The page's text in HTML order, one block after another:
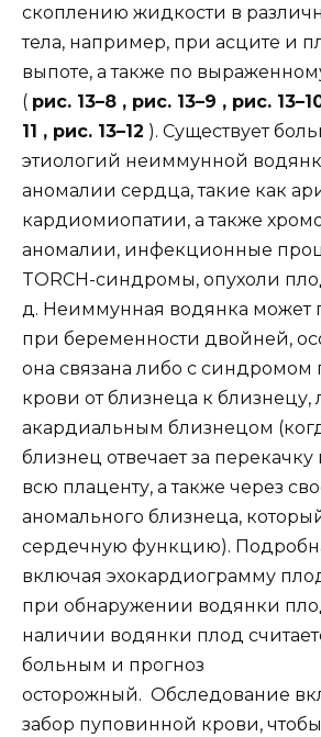
скоплению жидкости в
тела, например, при асците и
выпоте, а также по
( рис. 13–8 , рис. 13–9 , рис.
11 , рис. 13–12 ). Существует
этиологий неиммунной
аномалии сердца, такие как
кардиомиопатии, а также
аномалии, инфекционные
TORCH-синдромы, опухоли
д. Неиммунная водянка может
при беременности двойней,
она связана либо с синдромом
крови от близнеца к близнецу,
акардиальным близнецом
близнец отвечает за
всю плаценту, а также через
аномального близнеца,
сердечную функцию).
включая эхокардиограмму
при обнаружении водянки
наличии водянки плод
больным и прогноз
осторожный. Обследование
забор пуповинной крови,